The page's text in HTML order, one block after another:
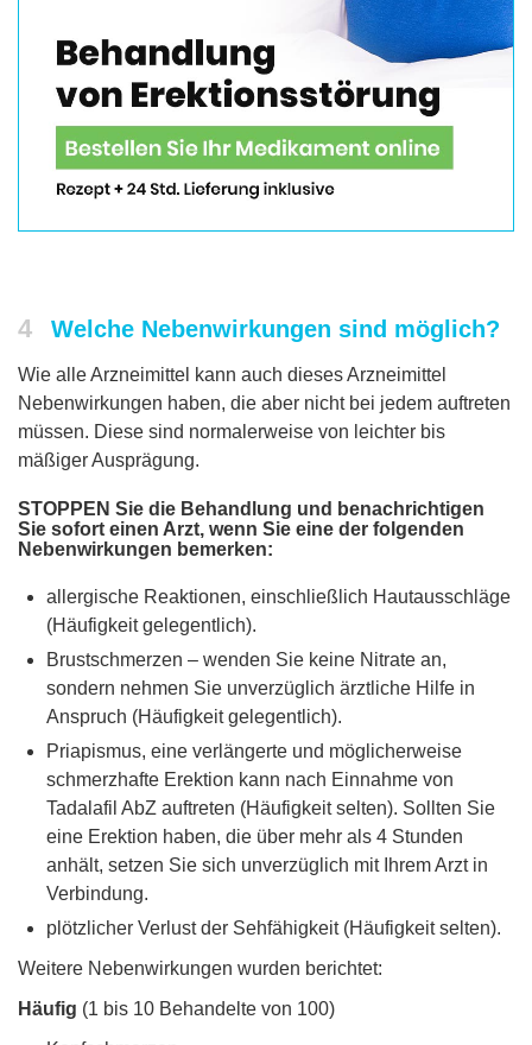
4 Welche Nebenwirkungen sind möglich?
Wie alle Arzneimittel kann auch dieses Arzneimittel
Nebenwirkungen haben, die aber nicht bei jedem auftreten
müssen. Diese sind normalerweise von leichter bis
mäßiger Ausprägung.
STOPPEN Sie die Behandlung und benachrichtigen
Sie sofort einen Arzt, wenn Sie eine der folgenden
Nebenwirkungen bemerken:
allergische Reaktionen, einschließlich Hautausschläge
(Häufigkeit gelegentlich).
Brustschmerzen – wenden Sie keine Nitrate an,
sondern nehmen Sie unverzüglich ärztliche Hilfe in
Anspruch (Häufigkeit gelegentlich).
Priapismus, eine verlängerte und möglicherweise
schmerzhafte Erektion kann nach Einnahme von
Tadalafil AbZ auftreten (Häufigkeit selten). Sollten Sie
eine Erektion haben, die über mehr als 4 Stunden
anhält, setzen Sie sich unverzüglich mit Ihrem Arzt in
Verbindung.
plötzlicher Verlust der Sehfähigkeit (Häufigkeit selten).
Weitere Nebenwirkungen wurden berichtet:
Häufig (1 bis 10 Behandelte von 100)